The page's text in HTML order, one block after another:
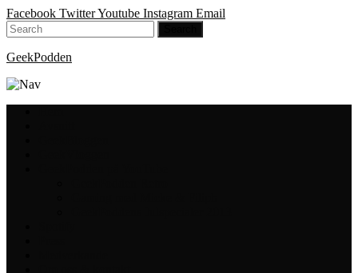
Facebook TwitterYoutube Instagram Email
GeekPodden